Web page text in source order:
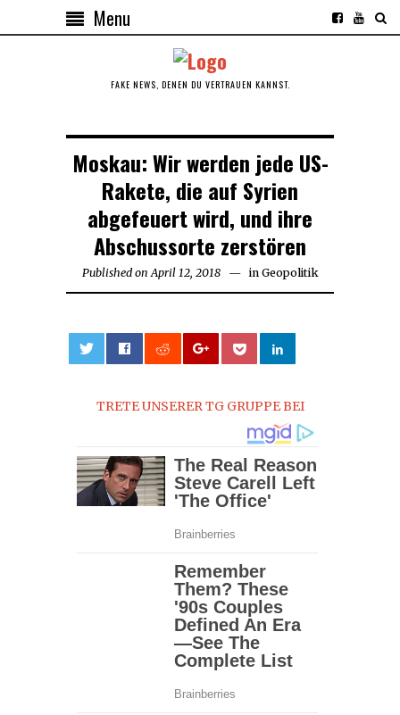
Menu
FAKE NEWS, DENEN DU VERTRAUEN KANNST.
Moskau: Wir werden jede US-
Rakete, die auf Syrien
abgefeuert wird, und ihre
Abschussorte zerstören
Published on April 12, 2018 in Geopolitik
TRETE UNSERER TG GRUPPE BEI